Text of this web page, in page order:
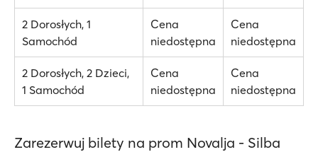
2 Dorosłych, 1
Samochód
Cena
niedostępna
Cena
niedostępna
2 Dorosłych, 2 Dzieci,
1 Samochód
Cena
niedostępna
Cena
niedostępna
Zarezerwuj bilety na prom Novalja - Silba